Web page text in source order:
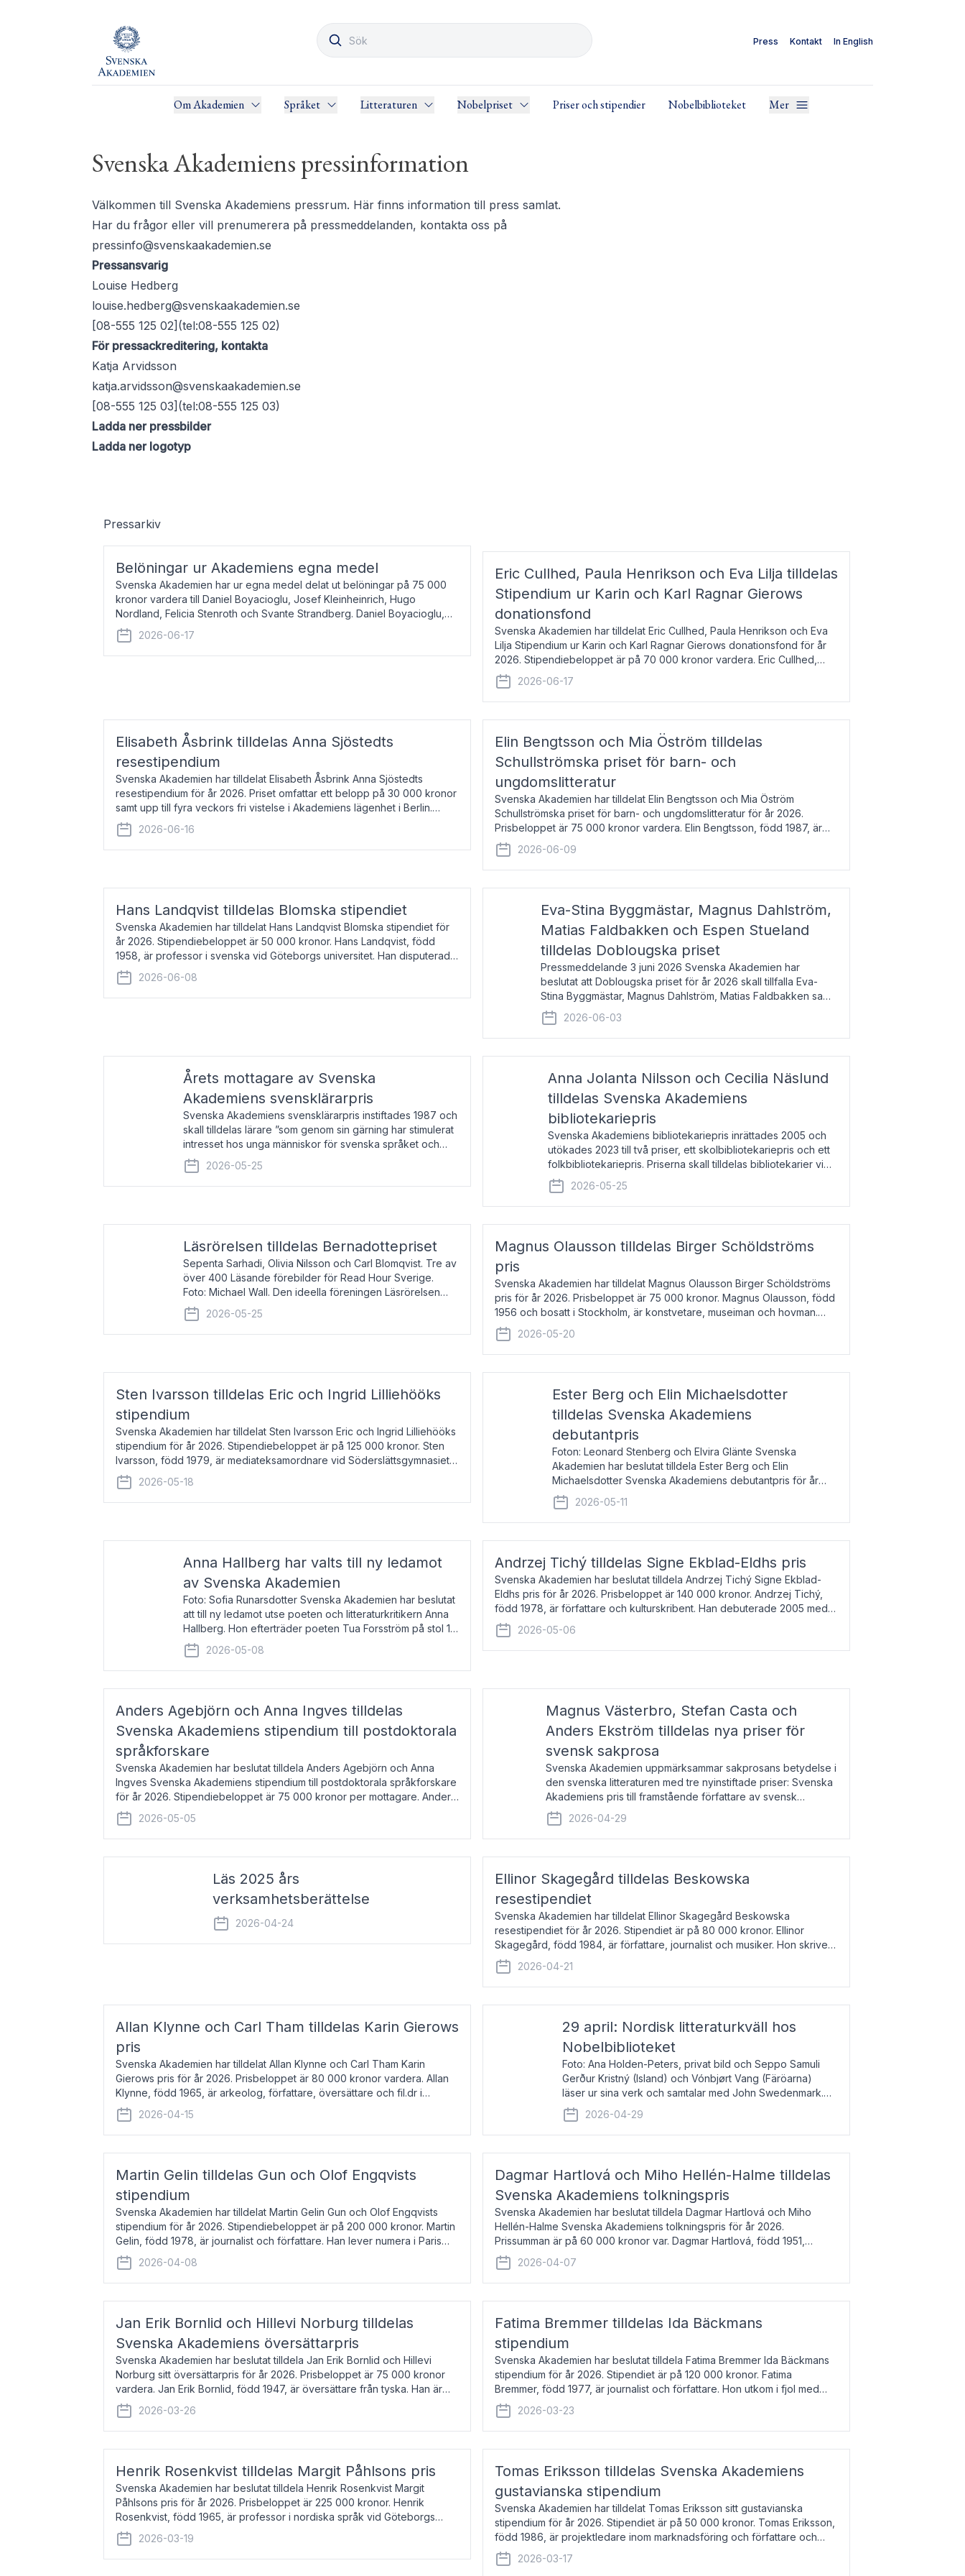
Press Kontakt In English
Om Akademien Språket Litteraturen Nobelpriset Priser och stipendier Nobelbiblioteket Mer
Svenska Akademiens pressinformation
Välkommen till Svenska Akademiens pressrum. Här finns information till press samlat.
Har du frågor eller vill prenumerera på pressmeddelanden, kontakta oss på
pressinfo@svenskaakademien.se
Pressansvarig
Louise Hedberg
louise.hedberg@svenskaakademien.se
[08-555 125 02](tel:08-555 125 02)
För pressackreditering, kontakta
Katja Arvidsson
katja.arvidsson@svenskaakademien.se
[08-555 125 03](tel:08-555 125 03)
Ladda ner pressbilder
Ladda ner logotyp
Pressarkiv
Belöningar ur Akademiens egna medel
Svenska Akademien har ur egna medel delat ut belöningar på 75 000
kronor vardera till Daniel Boyacioglu, Josef Kleinheinrich, Hugo
Nordland, Felicia Stenroth och Svante Strandberg. Daniel Boyacioglu,
född 1981, är poet och scenartist. Josef
2026-06-17
Eric Cullhed, Paula Henrikson och Eva Lilja tilldelas
Stipendium ur Karin och Karl Ragnar Gierows
donationsfond
Svenska Akademien har tilldelat Eric Cullhed, Paula Henrikson och Eva
Lilja Stipendium ur Karin och Karl Ragnar Gierows donationsfond för år
2026. Stipendiebeloppet är på 70 000 kronor vardera. Eric Cullhed,
född 1985, är professor i grekis
2026-06-17
Elisabeth Åsbrink tilldelas Anna Sjöstedts
resestipendium
Svenska Akademien har tilldelat Elisabeth Åsbrink Anna Sjöstedts
resestipendium för år 2026. Priset omfattar ett belopp på 30 000 kronor
samt upp till fyra veckors fri vistelse i Akademiens lägenhet i Berlin.
Elisabeth Åsbrink, född 1965 oc
2026-06-16
Elin Bengtsson och Mia Öström tilldelas
Schullströmska priset för barn- och
ungdomslitteratur
Svenska Akademien har tilldelat Elin Bengtsson och Mia Öström
Schullströmska priset för barn- och ungdomslitteratur för år 2026.
Prisbeloppet är 75 000 kronor vardera. Elin Bengtsson, född 1987, är
författare och forskare i genusvetenskap.
2026-06-09
Hans Landqvist tilldelas Blomska stipendiet
Svenska Akademien har tilldelat Hans Landqvist Blomska stipendiet för
år 2026. Stipendiebeloppet är 50 000 kronor. Hans Landqvist, född
1958, är professor i svenska vid Göteborgs universitet. Han disputerade
år 2000 på avhandlingen Författn
2026-06-08
Eva-Stina Byggmästar, Magnus Dahlström,
Matias Faldbakken och Espen Stueland
tilldelas Doblougska priset
Pressmeddelande 3 juni 2026 Svenska Akademien har
beslutat att Doblougska priset för år 2026 skall tillfalla Eva-
Stina Byggmästar, Magnus Dahlström, Matias Faldbakken samt
Espen Stueland. Prisbeloppet är 200 000 svenska kronor per
mottagare
2026-06-03
Årets mottagare av Svenska
Akademiens svensklärarpris
Svenska Akademiens svensklärarpris instiftades 1987 och
skall tilldelas lärare ”som genom sin gärning har stimulerat
intresset hos unga människor för svenska språket och
litteraturen”. Prisutdelning och samtal med pristagarna
äger rum under
2026-05-25
Anna Jolanta Nilsson och Cecilia Näslund
tilldelas Svenska Akademiens
bibliotekariepris
Svenska Akademiens bibliotekariepris inrättades 2005 och
utökades 2023 till två priser, ett skolbibliotekariepris och ett
folkbibliotekariepris. Priserna skall tilldelas bibliotekarier vid
svenska folk- och skolbibliotek som gjort värdefull
2026-05-25
Läsrörelsen tilldelas Bernadottepriset
Sepenta Sarhadi, Olivia Nilsson och Carl Blomqvist. Tre av
över 400 Läsande förebilder för Read Hour Sverige.
Foto: Michael Wall. Den ideella föreningen Läsrörelsen
tilldelas Bernadottepriset 2026 för att den under ett kvarts
sekel gjort re
2026-05-25
Magnus Olausson tilldelas Birger Schöldströms
pris
Svenska Akademien har tilldelat Magnus Olausson Birger Schöldströms
pris för år 2026. Prisbeloppet är 75 000 kronor. Magnus Olausson, född
1956 och bosatt i Stockholm, är konstvetare, museiman och hovman.
Han disputerade 1993 vid Uppsala un
2026-05-20
Sten Ivarsson tilldelas Eric och Ingrid Lilliehööks
stipendium
Svenska Akademien har tilldelat Sten Ivarsson Eric och Ingrid Lilliehööks
stipendium för år 2026. Stipendiebeloppet är på 125 000 kronor. Sten
Ivarsson, född 1979, är mediateksamordnare vid Söderslättsgymnasiet i
Trelleborg. Här har han på
2026-05-18
Ester Berg och Elin Michaelsdotter
tilldelas Svenska Akademiens
debutantpris
Foton: Leonard Stenberg och Elvira Glänte Svenska
Akademien har beslutat tilldela Ester Berg och Elin
Michaelsdotter Svenska Akademiens debutantpris för år
2026. Priset är nyinstiftat och syftar till att lyfta fram
intressanta och löftesrik
2026-05-11
Anna Hallberg har valts till ny ledamot
av Svenska Akademien
Foto: Sofia Runarsdotter Svenska Akademien har beslutat
att till ny ledamot utse poeten och litteraturkritikern Anna
Hallberg. Hon efterträder poeten Tua Forsström på stol 18
och kommer att ta sitt inträde vid Akademiens
högtidssammankomst
2026-05-08
Andrzej Tichý tilldelas Signe Ekblad-Eldhs pris
Svenska Akademien har beslutat tilldela Andrzej Tichý Signe Ekblad-
Eldhs pris för år 2026. Prisbeloppet är 140 000 kronor. Andrzej Tichý,
född 1978, är författare och kulturskribent. Han debuterade 2005 med
den lovordade romanen Sex liter l
2026-05-06
Anders Agebjörn och Anna Ingves tilldelas
Svenska Akademiens stipendium till postdoktorala
språkforskare
Svenska Akademien har beslutat tilldela Anders Agebjörn och Anna
Ingves Svenska Akademiens stipendium till postdoktorala språkforskare
för år 2026. Stipendiebeloppet är 75 000 kronor per mottagare. Anders
Agebjörn, född 1984, är universitet
2026-05-05
Magnus Västerbro, Stefan Casta och
Anders Ekström tilldelas nya priser för
svensk sakprosa
Svenska Akademien uppmärksammar sakprosans betydelse i
den svenska litteraturen med tre nyinstiftade priser: Svenska
Akademiens pris till framstående författare av svensk
sakprosa som i år går till Magnus Västerbro, Svenska
Akademiens pris
2026-04-29
Läs 2025 års
verksamhetsberättelse
2026-04-24
Ellinor Skagegård tilldelas Beskowska
resestipendiet
Svenska Akademien har tilldelat Ellinor Skagegård Beskowska
resestipendiet för år 2026. Stipendiet är på 80 000 kronor. Ellinor
Skagegård, född 1984, är författare, journalist och musiker. Hon skriver
återkommande för Svenska Dagbladet, Ups
2026-04-21
Allan Klynne och Carl Tham tilldelas Karin Gierows
pris
Svenska Akademien har tilldelat Allan Klynne och Carl Tham Karin
Gierows pris för år 2026. Prisbeloppet är 80 000 kronor vardera. Allan
Klynne, född 1965, är arkeolog, författare, översättare och fil.dr i
antikens kultur och samhällsliv. Ut
2026-04-15
29 april: Nordisk litteraturkväll hos
Nobelbiblioteket
Foto: Ana Holden-Peters, privat bild och Seppo Samuli
Gerður Kristný (Island) och Vónbjørt Vang (Färöarna)
läser ur sina verk och samtalar med John Swedenmark.
De läser upp på färöiska, isländska och svenska och talar
om språk och poesi – o
2026-04-29
Martin Gelin tilldelas Gun och Olof Engqvists
stipendium
Svenska Akademien har tilldelat Martin Gelin Gun och Olof Engqvists
stipendium för år 2026. Stipendiebeloppet är på 200 000 kronor. Martin
Gelin, född 1978, är journalist och författare. Han lever numera i Paris
men var under många år bosat
2026-04-08
Dagmar Hartlová och Miho Hellén-Halme tilldelas
Svenska Akademiens tolkningspris
Svenska Akademien har beslutat tilldela Dagmar Hartlová och Miho
Hellén-Halme Svenska Akademiens tolkningspris för år 2026.
Prissumman är på 60 000 kronor var. Dagmar Hartlová, född 1951,
översätter huvudsakligen från svenska till tjeckiska
2026-04-07
Jan Erik Bornlid och Hillevi Norburg tilldelas
Svenska Akademiens översättarpris
Svenska Akademien har beslutat tilldela Jan Erik Bornlid och Hillevi
Norburg sitt översättarpris för år 2026. Prisbeloppet är 75 000 kronor
vardera. Jan Erik Bornlid, född 1947, är översättare från tyska. Han är
främst känd för sina översät
2026-03-26
Fatima Bremmer tilldelas Ida Bäckmans
stipendium
Svenska Akademien har beslutat tilldela Fatima Bremmer Ida Bäckmans
stipendium för år 2026. Stipendiet är på 120 000 kronor. Fatima
Bremmer, född 1977, är journalist och författare. Hon utkom i fjol med
boken Ligan. Klarakvarterens blodsyst
2026-03-23
Henrik Rosenkvist tilldelas Margit Påhlsons pris
Svenska Akademien har beslutat tilldela Henrik Rosenkvist Margit
Påhlsons pris för år 2026. Prisbeloppet är 225 000 kronor. Henrik
Rosenkvist, född 1965, är professor i nordiska språk vid Göteborgs
universitet. Han disputerade 2004 på avhan
2026-03-19
Tomas Eriksson tilldelas Svenska Akademiens
gustavianska stipendium
Svenska Akademien har tilldelat Tomas Eriksson sitt gustavianska
stipendium för år 2026. Stipendiet är på 50 000 kronor. Tomas Eriksson,
född 1986, är projektledare inom marknadsföring och författare och
utkom i fjol med boken Syndabocken.
2026-03-17